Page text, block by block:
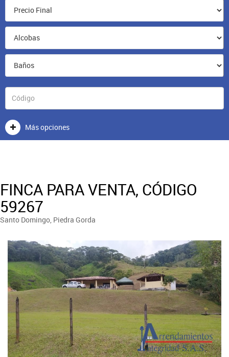
Más opciones
FINCA PARA VENTA, CÓDIGO
59267
Santo Domingo, Piedra Gorda